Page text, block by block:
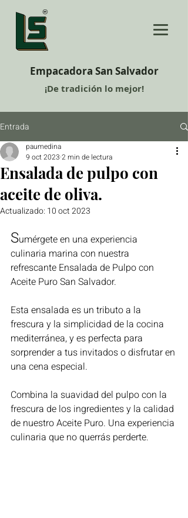
Empacadora San Salvador
¡De tradición lo mejor!
Entrada
Ensalada de pulpo con
aceite de oliva.
paumedina
9 oct 2023 2 min de lectura
Actualizado: 10 oct 2023
Sumérgete en una experiencia
culinaria marina con nuestra
refrescante Ensalada de Pulpo con
Aceite Puro San Salvador.
Esta ensalada es un tributo a la
frescura y la simplicidad de la cocina
mediterránea, y es perfecta para
sorprender a tus invitados o disfrutar en
una cena especial.
Combina la suavidad del pulpo con la
frescura de los ingredientes y la calidad
de nuestro Aceite Puro. Una experiencia
culinaria que no querrás perderte.